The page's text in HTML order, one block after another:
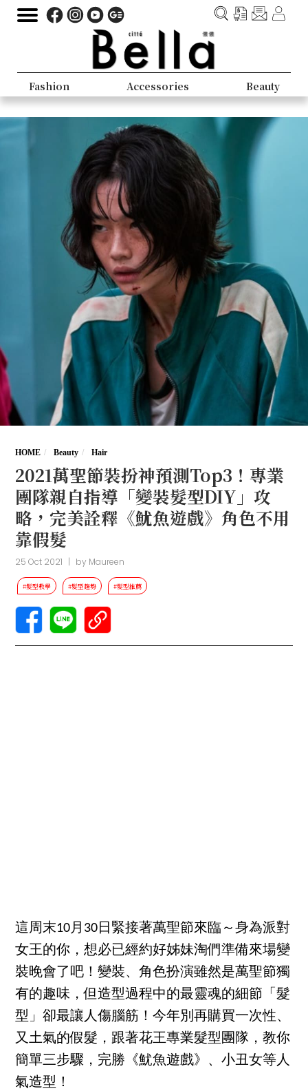
Fashion Accessories Beauty
HOME Beauty Hair
2021萬聖節裝扮神預測Top3！專業
團隊親自指導「變裝髮型DIY」攻
略，完美詮釋《魷魚遊戲》角色不用
靠假髮
25 Oct 2021 | by Maureen
#髮型教學 #髮型趨勢 #髮型推薦
這周末10月30日緊接著萬聖節來臨～身為派對
女王的你，想必已經約好姊妹淘們準備來場變
裝晚會了吧！變裝、角色扮演雖然是萬聖節獨
有的趣味，但造型過程中的最靈魂的細節「髮
型」卻最讓人傷腦筋！今年別再購買一次性、
又土氣的假髮，跟著花王專業髮型團隊，教你
簡單三步驟，完勝《魷魚遊戲》、小丑女等人
氣造型！